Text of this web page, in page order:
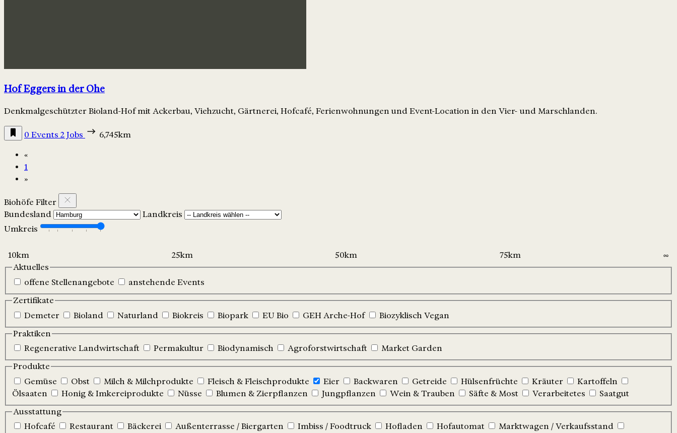
Hof Eggers in der Ohe
Denkmalgeschützter Bioland-Hof mit Ackerbau, Viehzucht, Gärtnerei, Hofcafé, Ferienwohnungen und Event-Location in den Vier- und Marschlanden.
0 Events 2 Jobs 6,745km
«
1
»
Biohöfe Filter
Bundesland
Landkreis
Umkreis
Aktuelles
offene Stellenangebote
anstehende Events
Zertifikate
Demeter
Bioland Naturland Biokreis Biopark EU Bio GEH Arche-Hof
Biozyklisch Vegan
Praktiken
Regenerative Landwirtschaft
Permakultur Biodynamisch Agroforstwirtschaft
Market Garden
Produkte
Gemüse
Obst Milch & Milchprodukte Fleisch & Fleischprodukte Eier Backwaren Getreide Hülsenfrüchte Kräuter
Kartoffeln
Ölsaaten
Honig & Imkereiprodukte Nüsse Blumen & Zierpflanzen Jungpflanzen Wein & Trauben Säfte & Most Verarbeitetes
Saatgut
Ausstattung
Hofcafé
Restaurant Bäckerei Außenterrasse / Biergarten Imbiss / Foodtruck Hofladen Hofautomat
Marktwagen / Verkaufsstand